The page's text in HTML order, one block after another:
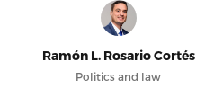
Ramón L. Rosario Cortés
Politics and law